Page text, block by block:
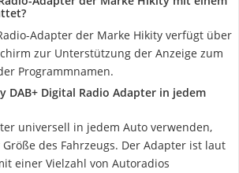
Adapter der Marke Hikity verfügt über
zur Unterstützung der Anzeige zum
Programmnamen.
DAB+ Digital Radio Adapter in jedem
universell in jedem Auto verwenden,
des Fahrzeugs. Der Adapter ist laut
einer Vielzahl von Autoradios